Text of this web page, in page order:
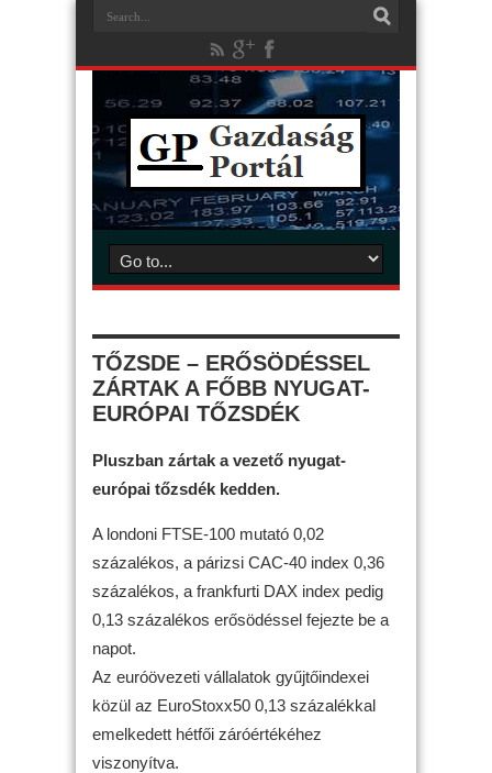
TŐZSDE – ERŐSÖDÉSSEL
ZÁRTAK A FŐBB NYUGAT-
EURÓPAI TŐZSDÉK
Pluszban zártak a vezető nyugat-
európai tőzsdék kedden.
A londoni FTSE-100 mutató 0,02
százalékos, a párizsi CAC-40 index 0,36
százalékos, a frankfurti DAX index pedig
0,13 százalékos erősödéssel fejezte be a
napot.
Az euróövezeti vállalatok gyűjtőindexei
közül az EuroStoxx50 0,13 százalékkal
emelkedett hétfői záróértékéhez
viszonyítva.